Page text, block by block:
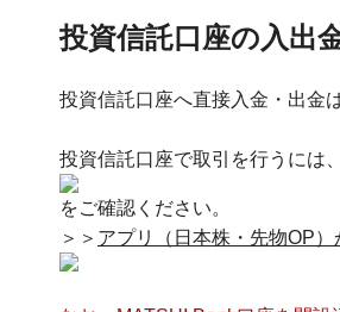
投資信託口座の入出
投資信託口座へ直接入金・出金
投資信託口座で取引を行うには
をご確認ください。
＞＞ アプリ（日本株・先物OP